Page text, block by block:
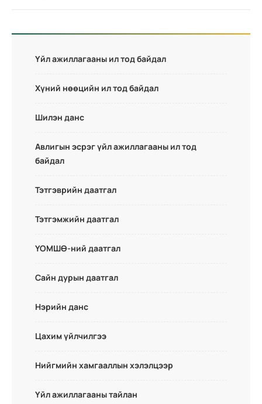
Үйл ажиллагааны ил тод байдал
Хүний нөөцийн ил тод байдал
Шилэн данс
Авлигын эсрэг үйл ажиллагааны ил тод
байдал
Тэтгэврийн даатгал
Тэтгэмжийн даатгал
ҮОМШӨ-ний даатгал
Сайн дурын даатгал
Нэрийн данс
Цахим үйлчилгээ
Нийгмийн хамгааллын хэлэлцээр
Үйл ажиллагааны тайлан